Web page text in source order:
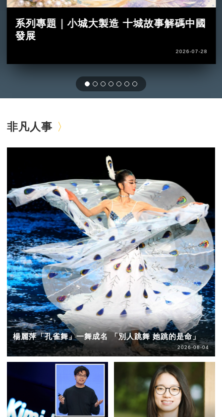
系列專題｜小城大製造 十城故事解碼中國
發展
2026-07-28
非凡人事
楊麗萍「孔雀舞」一舞成名 「別人跳舞 她跳的是命」
2026-08-04